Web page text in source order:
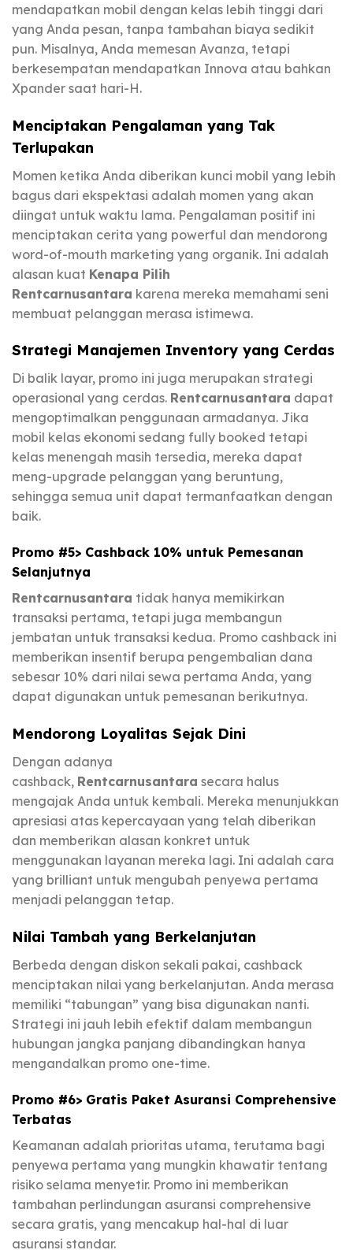
mendapatkan mobil dengan kelas lebih tinggi dari
yang Anda pesan, tanpa tambahan biaya sedikit
pun. Misalnya, Anda memesan Avanza, tetapi
berkesempatan mendapatkan Innova atau bahkan
Xpander saat hari-H.
Menciptakan Pengalaman yang Tak
Terlupakan
Momen ketika Anda diberikan kunci mobil yang lebih
bagus dari ekspektasi adalah momen yang akan
diingat untuk waktu lama. Pengalaman positif ini
menciptakan cerita yang powerful dan mendorong
word-of-mouth marketing yang organik. Ini adalah
alasan kuat Kenapa Pilih
Rentcarnusantara karena mereka memahami seni
membuat pelanggan merasa istimewa.
Strategi Manajemen Inventory yang Cerdas
Di balik layar, promo ini juga merupakan strategi
operasional yang cerdas. Rentcarnusantara dapat
mengoptimalkan penggunaan armadanya. Jika
mobil kelas ekonomi sedang fully booked tetapi
kelas menengah masih tersedia, mereka dapat
meng-upgrade pelanggan yang beruntung,
sehingga semua unit dapat termanfaatkan dengan
baik.
Promo #5> Cashback 10% untuk Pemesanan
Selanjutnya
Rentcarnusantara tidak hanya memikirkan
transaksi pertama, tetapi juga membangun
jembatan untuk transaksi kedua. Promo cashback ini
memberikan insentif berupa pengembalian dana
sebesar 10% dari nilai sewa pertama Anda, yang
dapat digunakan untuk pemesanan berikutnya.
Mendorong Loyalitas Sejak Dini
Dengan adanya
cashback, Rentcarnusantara secara halus
mengajak Anda untuk kembali. Mereka menunjukkan
apresiasi atas kepercayaan yang telah diberikan
dan memberikan alasan konkret untuk
menggunakan layanan mereka lagi. Ini adalah cara
yang brilliant untuk mengubah penyewa pertama
menjadi pelanggan tetap.
Nilai Tambah yang Berkelanjutan
Berbeda dengan diskon sekali pakai, cashback
menciptakan nilai yang berkelanjutan. Anda merasa
memiliki “tabungan” yang bisa digunakan nanti.
Strategi ini jauh lebih efektif dalam membangun
hubungan jangka panjang dibandingkan hanya
mengandalkan promo one-time.
Promo #6> Gratis Paket Asuransi Comprehensive
Terbatas
Keamanan adalah prioritas utama, terutama bagi
penyewa pertama yang mungkin khawatir tentang
risiko selama menyetir. Promo ini memberikan
tambahan perlindungan asuransi comprehensive
secara gratis, yang mencakup hal-hal di luar
asuransi standar.